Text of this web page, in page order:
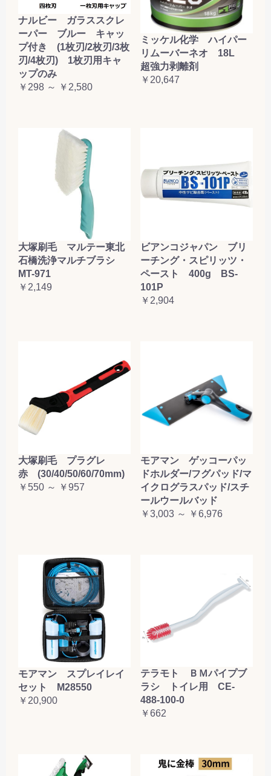
ナルビー ガラススクレ
ーパー ブルー キャッ
プ付き (1枚刃/2枚刃/3枚
刃/4枚刃) 1枚刃用キャ
ップのみ
￥298 ～ ￥2,580
ミッケル化学 ハイパー
リムーバーネオ 18L
超強力剥離剤
￥20,647
大塚刷毛 マルテー東北
石橋洗浄マルチブラシ
MT-971
￥2,149
ビアンコジャパン ブリ
ーチング・スピリッツ・
ペースト 400g BS-
101P
￥2,904
大塚刷毛 プラグレ
赤 (30/40/50/60/70mm)
￥550 ～ ￥957
モアマン ゲッコーパッ
ドホルダー/フグパッド/マ
イクログラスパッド/スチ
ールウールバッド
￥3,003 ～ ￥6,976
モアマン スプレイレイ
セット M28550
￥20,900
テラモト ＢＭパイプブ
ラシ トイレ用 CE-
488-100-0
￥662